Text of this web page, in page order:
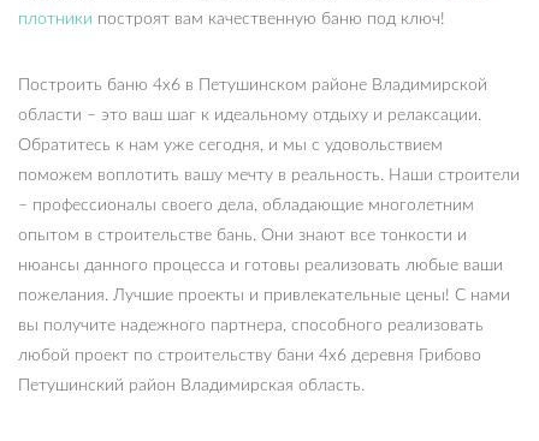
плотники построят вам качественную баню под ключ!
Построить баню 4х6 в Петушинском районе Владимирской
области – это ваш шаг к идеальному отдыху и релаксации.
Обратитесь к нам уже сегодня, и мы с удовольствием
поможем воплотить вашу мечту в реальность. Наши строители
– профессионалы своего дела, обладающие многолетним
опытом в строительстве бань. Они знают все тонкости и
нюансы данного процесса и готовы реализовать любые ваши
пожелания. Лучшие проекты и привлекательные цены! С нами
вы получите надежного партнера, способного реализовать
любой проект по строительству бани 4х6 деревня Грибово
Петушинский район Владимирская область.